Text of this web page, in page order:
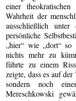
einer
Wahrheit der
ausschließlich
persönliche
„hier“ wie „dort“ so
nichts mehr zu
führte zu einem
zeigte, dass es auf
sondern noch
Mereschkowski